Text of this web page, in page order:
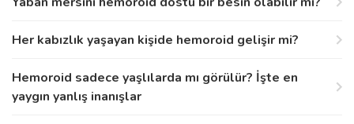
Her kabızlık yaşayan kişide hemoroid gelişir mi?
Hemoroid sadece yaşlılarda mı görülür? İşte en
yaygın yanlış inanışlar